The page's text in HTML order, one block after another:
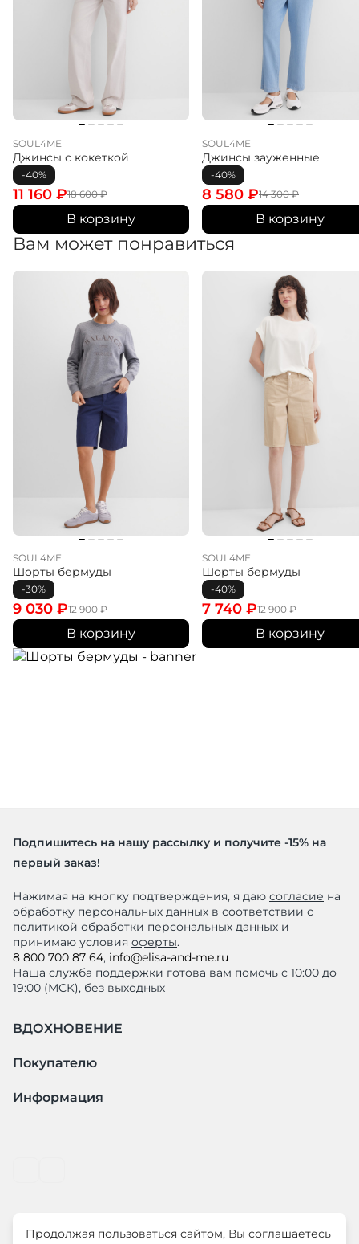
SOUL4ME
Джинсы с кокеткой
-40%
18 600₽
11 160 ₽
В корзину
SOUL4ME
Джинсы зауженные
-40%
14 300₽
8 580 ₽
В корзину
Вам может понравиться
SOUL4ME
Шорты бермуды
-30%
12 900₽
9 030 ₽
В корзину
SOUL4ME
Шорты бермуды
-40%
12 900₽
7 740 ₽
В корзину
Подпишитесь на нашу рассылку и получите -15% на
первый заказ!
Нажимая на кнопку подтверждения, я даю согласие на
обработку персональных данных в соответствии с
политикой обработки персональных данных и
принимаю условия оферты.
8 800 700 87 64, info@elisa-and-me.ru
Наша служба поддержки готова вам помочь с 10:00 до
19:00 (МСК), без выходных
ВДОХНОВЕНИЕ
Покупателю
Информация
Продолжая пользоваться сайтом, Вы соглашаетесь